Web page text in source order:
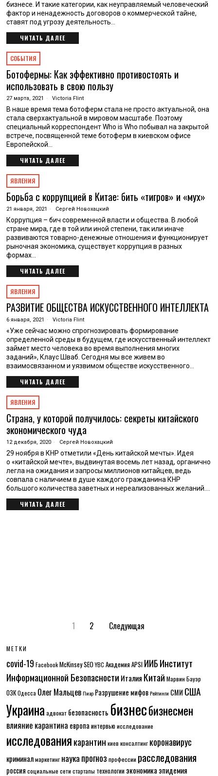
бизнесе. И такие категории, как неуправляемый человеческий
фактор и ненадежность договоров о коммерческой тайне,
ставят под угрозу деятельность…
ЧИТАТЬ ДАЛЕЕ
СОБЫТИЯ
Ботофермы: Как эффективно противостоять и
использовать в свою пользу
27 марта, 2021 Victoria Flint
В наше время тема ботоферм стала не просто актуальной, она
стала сверхактуальной в мировом масштабе. Поэтому
специальный корреспондент Who is Who побывал на закрытой
встрече, посвященной теме ботоферм в киевском офисе
Европейской…
ЧИТАТЬ ДАЛЕЕ
ЯВЛЕНИЯ
Борьба с коррупцией в Китае: бить «тигров» и «мух»
21 января, 2021 Сергей Новохацкий
Коррупция – бич современной власти и общества. В любой
стране мира, где в той или иной степени, так или иначе
развиваются товарно-денежные отношения и функционирует
рыночная экономика, существует коррупция в разных
формах…
ЧИТАТЬ ДАЛЕЕ
ЯВЛЕНИЯ
РАЗВИТИЕ ОБЩЕСТВА ИСКУССТВЕННОГО ИНТЕЛЛЕКТА
6 января, 2021 Victoria Flint
«Уже сейчас можно спрогнозировать формирование
определенной среды в будущем, где искусственный интеллект
займет место человека во время выполнения многих
заданий», Клаус Шваб. Сегодня мы все живем во
взаимосвязанном и уязвимом обществе искусственного…
ЧИТАТЬ ДАЛЕЕ
ЯВЛЕНИЯ
Страна, у которой получилось: секреты китайского
экономического чуда
12 декабря, 2020 Сергей Новохацкий
29 ноября в КНР отметили «День китайской мечты». Идея
о «китайской мечте», выдвинутая восемь лет назад, органично
легла на ожидания и запросы миллионов китайцев, ведь
совпала с наличием в душе каждого гражданина КНР
большого количества заветных и нереализованных желаний.…
ЧИТАТЬ ДАЛЕЕ
1 2 Следующая
МЕТКИ
covid-19 Facebook McKinseySEO YBC Академия APSI ИИБИнститут
Информационной Безопасности Италия Китай Марвин Бауэр
ОЗК Одесса Олег Мальцев Пиар Разрушение мифов Рейтинги СМИ США
Украина адвокат безопасность бизнесбизнесмен
влияние карантина европа интервьюисследование
исследованиякарантин киев консалтинг коронавирус
криминалмаркетинг наукапрогноз профессии расследования
россия социальные сети стартапы технологии экономика эпидемия